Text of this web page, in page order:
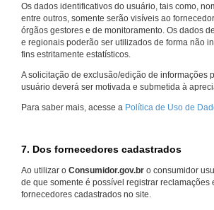
Os dados identificativos do usuário, tais como,
entre outros, somente serão visíveis ao
órgãos gestores e de monitoramento. Os dados
e regionais poderão ser utilizados de forma não
fins estritamente estatísticos.
A solicitação de exclusão/edição de informações
usuário deverá ser motivada e submetida à
Para saber mais, acesse a Política de Uso de
7. Dos fornecedores cadastrados
Ao utilizar o Consumidor.gov.br o consumidor
de que somente é possível registrar reclamações
fornecedores cadastrados no site.